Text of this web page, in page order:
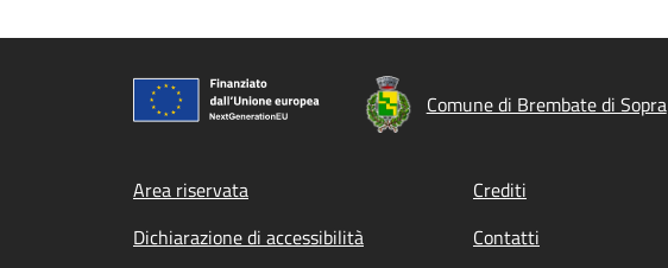
Comune di Brembate di Sopra
Footer menu
Area riservata Crediti
Dichiarazione di accessibilità
Contatti